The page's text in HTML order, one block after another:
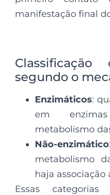
manifestação final
segundo o
Enzimáticos:
em
metabolismo
Não-enzimático
metabolismo
haja associação
Essas